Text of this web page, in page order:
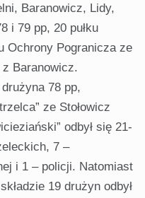
Baranowicz, Lidy,
i 79 pp, 20 pułku
Ochrony Pogranicza ze
Baranowicz.
78 pp,
ze Stołowicz
odbył się 21-
7 –
i 1 – policji. Natomiast
19 drużyn odbył